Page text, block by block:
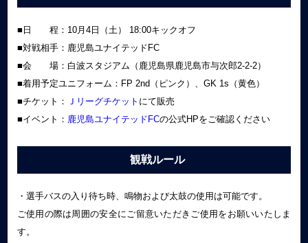
■日 程：10月4日（土） 18:00キックオフ
■対戦相手：鹿児島ユナイテッドFC
■会 場：白波スタジアム（鹿児島県鹿児島市与次郎2-2-2）
■着用予定ユニフォーム：FP 2nd（ピンク）、GK 1s（黄色）
■チケット：
Ｊリーグチケット にて販売
■イベント： 鹿児島ユナイテッドFCの公式HPをご確認ください
観戦ルール
・選手バスの入り待ち時、鳴物および太鼓の使用は可能です。
ご使用の際は周囲の安全にご留意いただきご使用をお願いいたしま
す。